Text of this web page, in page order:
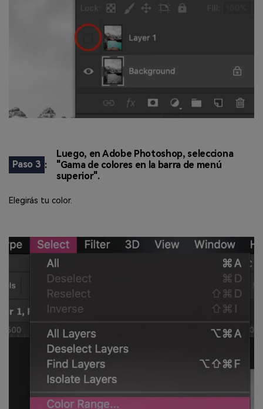
Paso 3 :
Luego, en Adobe Photoshop, selecciona
"Gama de colores en la barra de menú
superior".
Elegirás tu color.